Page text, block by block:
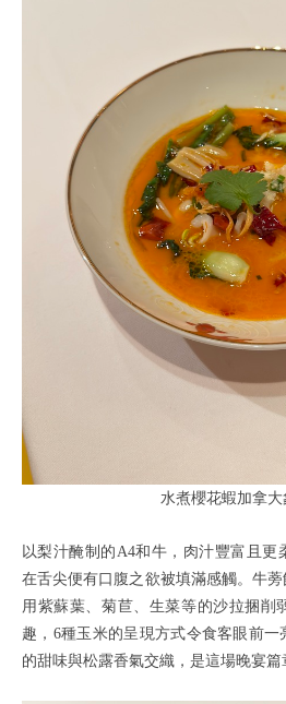
水煮櫻花蝦加拿
以梨汁醃制的A4和牛，肉汁豐富且更
在舌尖便有口腹之欲被填滿感觸。牛
用紫蘇葉、菊苣、生菜等的沙拉捆削
趣，6種玉米的呈現方式令食客眼前
的甜味與松露香氣交織，是這場晚宴篇